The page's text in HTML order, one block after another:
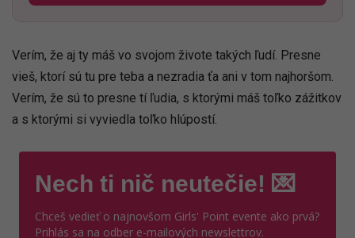
Verím, že aj ty máš vo svojom živote takých ľudí. Presne
vieš, ktorí sú tu pre teba a nezradia ťa ani v tom najhoršom.
Verím, že sú to presne tí ľudia, s ktorými máš toľko zážitkov
a s ktorými si vyviedla toľko hlúpostí.
Nech ti nič neutečie! 💌
Chceš vedieť o najnovšom Girls' Point evente ako prvá?
Prihlás sa na odber e-mailových newslettrov.